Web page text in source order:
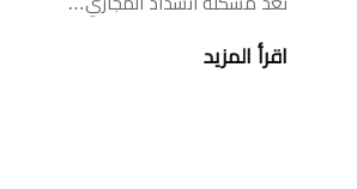
اقرأ المزيد